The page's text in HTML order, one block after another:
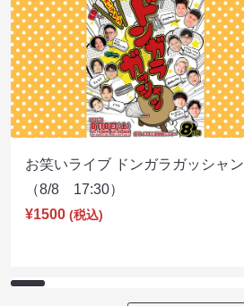
お笑いライブ ドンガラガッシャン
（8/8 17:30）
¥1500 (税込)